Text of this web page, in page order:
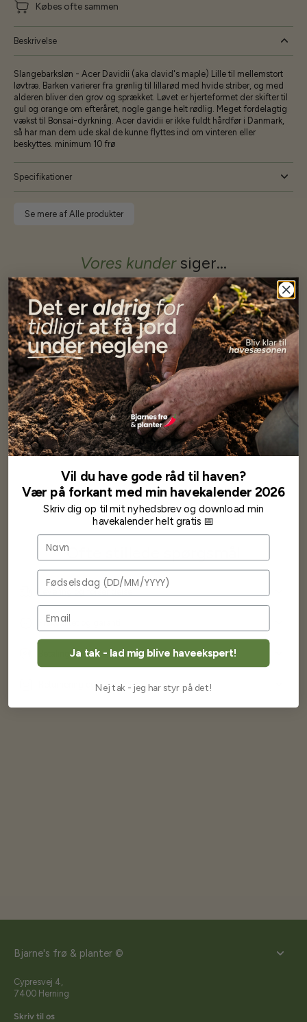
Købes ofte sammen
Beskrivelse
Slangebarksløn - Acer Davidii (aka david's maple) Lille til mellemstort
løvtræ. Barken varierer fra grønlig til lillarød med hvide striber, og med
alderen bliver den grov og sprækket. Løvet er hjerteformet der skifter til
gul og orange om efteråret, nogle gange helt rødlig. Meget fordelagtig
vækst til Bonsai-dyrkning. Acer davidii er ikke fuldt hårdfør i Danmark,
så har man dem ude skal de kunne flyttes ind om vinteren eller
beskyttes. minimum 10 frø
Specifikationer
Se mere af Alle produkter
Vores kundersiger...
Har altid kun mødt god vejledning og hjælp fra Barney (Bjarne)
Har lige i går modtaget de fineste asparges kroner med posten
wauw en god kvalitet og størrelse.
Som skrevet før når jeg har skrevet med Bjarne har jeg altid mødt
venlighed og god service.
Jeg vil klart anbefale andre at købe her fra
Karsten Larsen
Ofte stillede spørgsmål
Levering og forsendelse
Frøkvalitet og garanti
Betaling og priser
Returnering og fortrydelse
Bjarne's frø & planter ©
Cypresvej 4,
7400 Herning
Skriv til os
Vil du have gode råd til haven?
Vær på forkant med min havekalender 2026
Skriv dig op til mit nyhedsbrev og download min
havekalender helt gratis 📅
Navn
Fødselsdag
Ja tak - lad mig blive haveekspert!
Nej tak - jeg har styr på det!